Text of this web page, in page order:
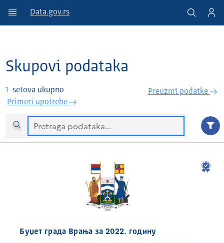
Data.gov.rs
Skupovi podataka
1
setova ukupno
Primeri upotrebe
Preuzmi podatke
Буџет града Врања за 2022. годину